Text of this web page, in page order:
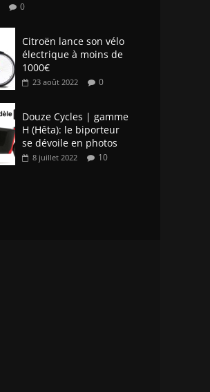
0
Citroën lance son vélo
électrique à moins de
1000€
23 août 2022 0
Douze Cycles | gamme
H (Hêta): le biporteur
se dévoile en photos
8 juillet 2022 10